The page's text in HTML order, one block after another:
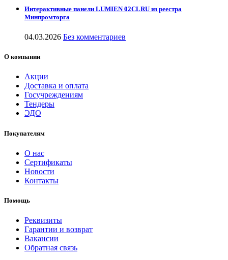
Интерактивные панели LUMIEN 02CLRU из реестра
Минпромторга
04.03.2026 Без комментариев
О компании
Акции
Доставка и оплата
Госучреждениям
Тендеры
ЭДО
Покупателям
О нас
Сертификаты
Новости
Контакты
Помощь
Реквизиты
Гарантии и возврат
Вакансии
Обратная связь